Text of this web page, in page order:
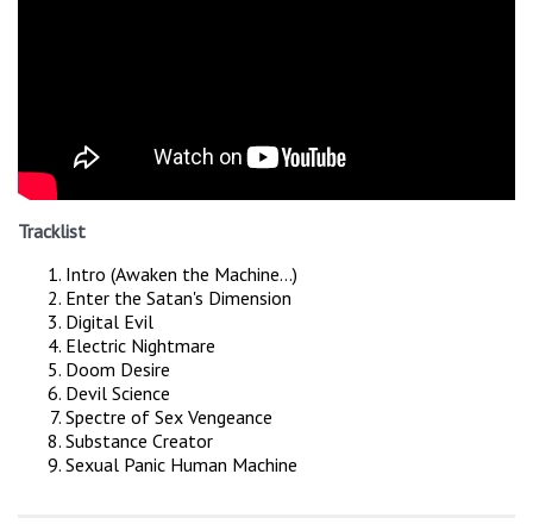
Tracklist
Intro (Awaken the Machine...)
Enter the Satan's Dimension
Digital Evil
Electric Nightmare
Doom Desire
Devil Science
Spectre of Sex Vengeance
Substance Creator
Sexual Panic Human Machine